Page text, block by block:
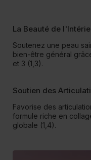
La Beauté de
Soutenez une peau
bien-être général
et 3 (1,3).
Soutien des
Favorise des
formule riche en
globale (1,4).